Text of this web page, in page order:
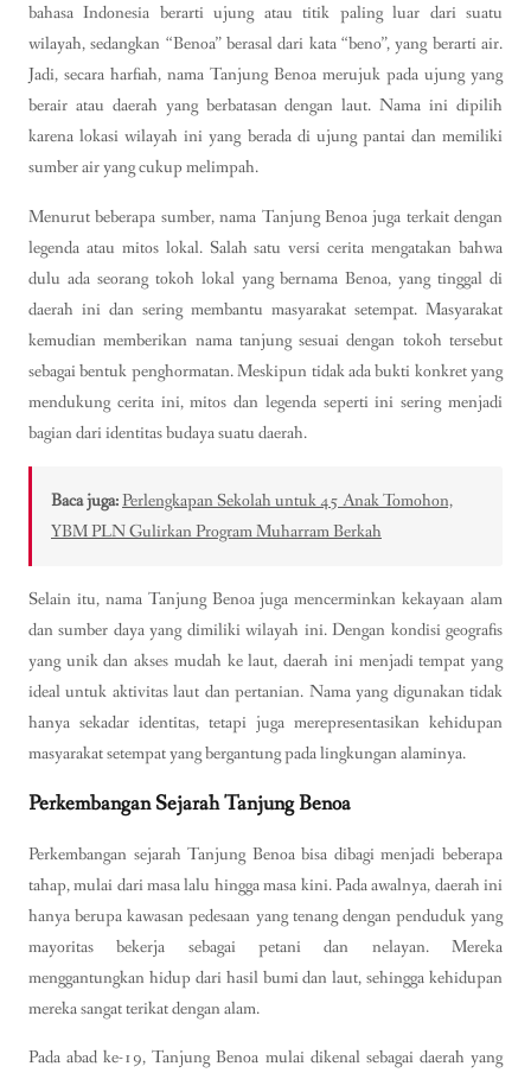
bahasa Indonesia berarti ujung atau titik paling luar dari suatu
wilayah, sedangkan “Benoa” berasal dari kata “beno”, yang berarti air.
Jadi, secara harfiah, nama Tanjung Benoa merujuk pada ujung yang
berair atau daerah yang berbatasan dengan laut. Nama ini dipilih
karena lokasi wilayah ini yang berada di ujung pantai dan memiliki
sumber air yang cukup melimpah.
Menurut beberapa sumber, nama Tanjung Benoa juga terkait dengan
legenda atau mitos lokal. Salah satu versi cerita mengatakan bahwa
dulu ada seorang tokoh lokal yang bernama Benoa, yang tinggal di
daerah ini dan sering membantu masyarakat setempat. Masyarakat
kemudian memberikan nama tanjung sesuai dengan tokoh tersebut
sebagai bentuk penghormatan. Meskipun tidak ada bukti konkret yang
mendukung cerita ini, mitos dan legenda seperti ini sering menjadi
bagian dari identitas budaya suatu daerah.
Baca juga:Perlengkapan Sekolah untuk 45 Anak Tomohon,
YBM PLN Gulirkan Program Muharram Berkah
Selain itu, nama Tanjung Benoa juga mencerminkan kekayaan alam
dan sumber daya yang dimiliki wilayah ini. Dengan kondisi geografis
yang unik dan akses mudah ke laut, daerah ini menjadi tempat yang
ideal untuk aktivitas laut dan pertanian. Nama yang digunakan tidak
hanya sekadar identitas, tetapi juga merepresentasikan kehidupan
masyarakat setempat yang bergantung pada lingkungan alaminya.
Perkembangan Sejarah Tanjung Benoa
Perkembangan sejarah Tanjung Benoa bisa dibagi menjadi beberapa
tahap, mulai dari masa lalu hingga masa kini. Pada awalnya, daerah ini
hanya berupa kawasan pedesaan yang tenang dengan penduduk yang
mayoritas bekerja sebagai petani dan nelayan. Mereka
menggantungkan hidup dari hasil bumi dan laut, sehingga kehidupan
mereka sangat terikat dengan alam.
Pada abad ke-19, Tanjung Benoa mulai dikenal sebagai daerah yang